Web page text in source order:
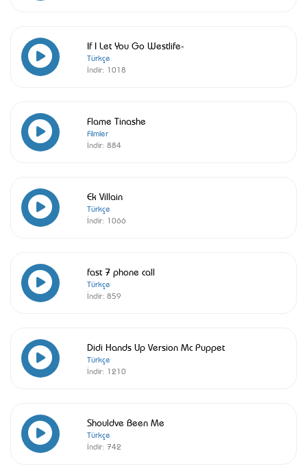
If I Let You Go Westlife-
Türkçe
İndir: 1018
Flame Tinashe
Filmler
İndir: 884
Ek Villain
Türkçe
İndir: 1066
fast 7 phone call
Türkçe
İndir: 859
Didi Hands Up Version Mc Puppet
Türkçe
İndir: 1210
Shouldve Been Me
Türkçe
İndir: 742